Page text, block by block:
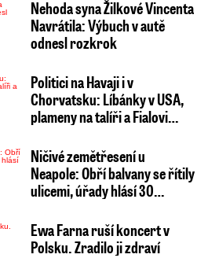
Nehoda syna Žilkové Vincenta
Navrátila: Výbuch v autě
odnesl rozkrok
Politici na Havaji i v
Chorvatsku: Líbánky v USA,
plameny na talíři a Fialovi…
Ničivé zemětřesení u
Neapole: Obří balvany se řítily
ulicemi, úřady hlásí 30…
Ewa Farna ruší koncert v
Polsku. Zradilo ji zdraví